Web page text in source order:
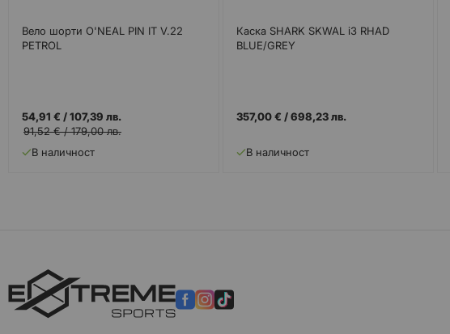
Вело шорти O'NEAL PIN IT V.22
PETROL
54,91 € /107,39 лв.
91,52 €/179,00 лв.
В наличност
Каска SHARK SKWAL i3 RHAD
BLUE/GREY
357,00 € /698,23 лв.
В наличност